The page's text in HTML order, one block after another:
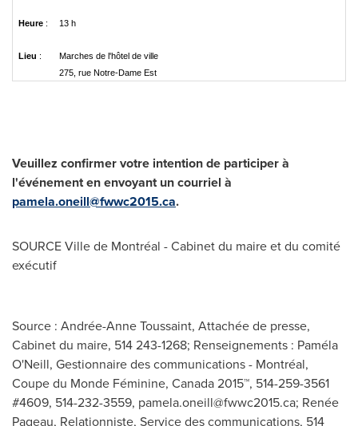
Heure : 13 h
Lieu :
Marches de l'hôtel de ville
275, rue Notre-Dame Est
Veuillez confirmer votre intention de participer à
l'événement en envoyant un courriel à
pamela.oneill@fwwc2015.ca.
SOURCE Ville de Montréal - Cabinet du maire et du comité
exécutif
Source : Andrée-Anne Toussaint, Attachée de presse,
Cabinet du maire, 514 243-1268; Renseignements : Paméla
O'Neill, Gestionnaire des communications - Montréal,
Coupe du Monde Féminine, Canada 2015™, 514-259-3561
#4609, 514-232-3559, pamela.oneill@fwwc2015.ca; Renée
Pageau, Relationniste, Service des communications, 514